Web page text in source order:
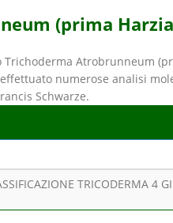
(prima
Atrobrunneum
numerose analisi
Schwarze.
TRICODERMA 4